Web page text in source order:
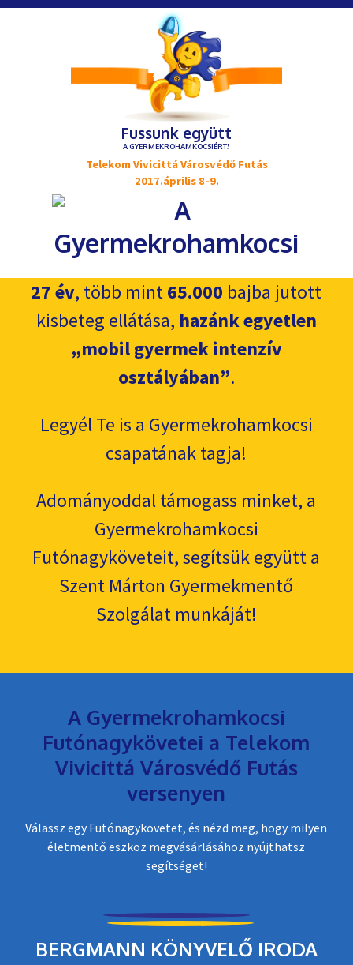
Fussunk együtt
A GYERMEKROHAMKOCSIÉRT!
Telekom Vivicittá Városvédő Futás
2017.április 8-9.
27 év, több mint65.000 bajba jutott
kisbeteg ellátása, hazánk egyetlen
„mobil gyermek intenzív
osztályában”.
Legyél Te is a Gyermekrohamkocsi
csapatának tagja!
Adományoddal támogass minket, a
Gyermekrohamkocsi
Futónagyköveteit, segítsük együtt a
Szent Márton Gyermekmentő
Szolgálat munkáját!
A Gyermekrohamkocsi
Futónagykövetei a Telekom
Vivicittá Városvédő Futás
versenyen
Válassz egy Futónagykövetet, és nézd meg, hogy milyen
életmentő eszköz megvásárlásához nyújthatsz
segítséget!
BERGMANN KÖNYVELŐ IRODA